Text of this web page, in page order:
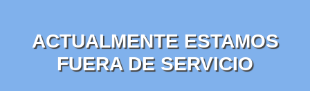
ACTUALMENTE ESTAMOS
FUERA DE SERVICIO